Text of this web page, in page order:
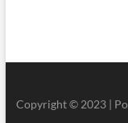
Copyright © 2023 |